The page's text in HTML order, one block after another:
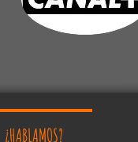
¿HABLAMOS?